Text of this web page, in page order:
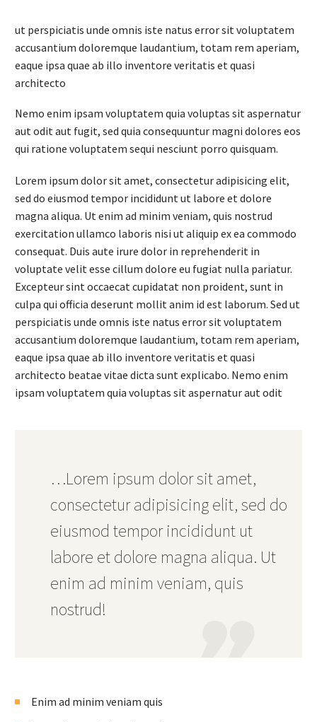
ut perspiciatis unde omnis iste natus error sit voluptatem
accusantium doloremque laudantium, totam rem aperiam,
eaque ipsa quae ab illo inventore veritatis et quasi
architecto
Nemo enim ipsam voluptatem quia voluptas sit aspernatur
aut odit aut fugit, sed quia consequuntur magni dolores eos
qui ratione voluptatem sequi nesciunt porro quisquam.
Lorem ipsum dolor sit amet, consectetur adipisicing elit,
sed do eiusmod tempor incididunt ut labore et dolore
magna aliqua. Ut enim ad minim veniam, quis nostrud
exercitation ullamco laboris nisi ut aliquip ex ea commodo
consequat. Duis aute irure dolor in reprehenderit in
voluptate velit esse cillum dolore eu fugiat nulla pariatur.
Excepteur sint occaecat cupidatat non proident, sunt in
culpa qui officia deserunt mollit anim id est laborum. Sed ut
perspiciatis unde omnis iste natus error sit voluptatem
accusantium doloremque laudantium, totam rem aperiam,
eaque ipsa quae ab illo inventore veritatis et quasi
architecto beatae vitae dicta sunt explicabo. Nemo enim
ipsam voluptatem quia voluptas sit aspernatur aut odit
…Lorem ipsum dolor sit amet,
consectetur adipisicing elit, sed do
eiusmod tempor incididunt ut
labore et dolore magna aliqua. Ut
enim ad minim veniam, quis
nostrud!
Enim ad minim veniam quis